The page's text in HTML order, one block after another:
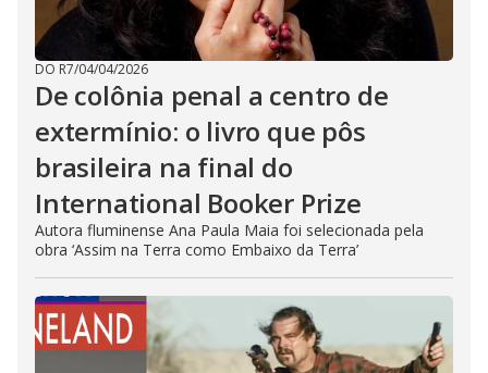
DO R7/04/04/2026
De colônia penal a centro de
extermínio: o livro que pôs
brasileira na final do
International Booker Prize
Autora fluminense Ana Paula Maia foi selecionada pela
obra ‘Assim na Terra como Embaixo da Terra’